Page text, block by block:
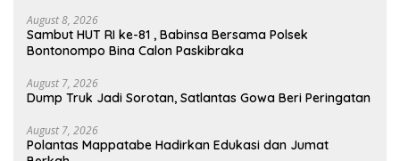
August 8, 2026
Sambut HUT RI ke-81 , Babinsa Bersama Polsek
August 7, 2026
Dump Truk Jadi Sorotan, Satlantas Gowa Beri Peringatan
August 7, 2026
Polantas Mappatabe Hadirkan Edukasi dan Jumat